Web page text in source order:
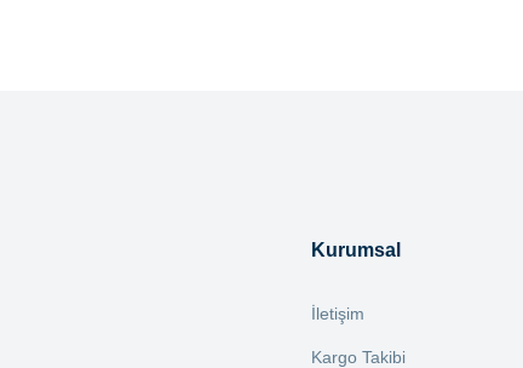
Kurumsal
İletişim
Kargo Takibi